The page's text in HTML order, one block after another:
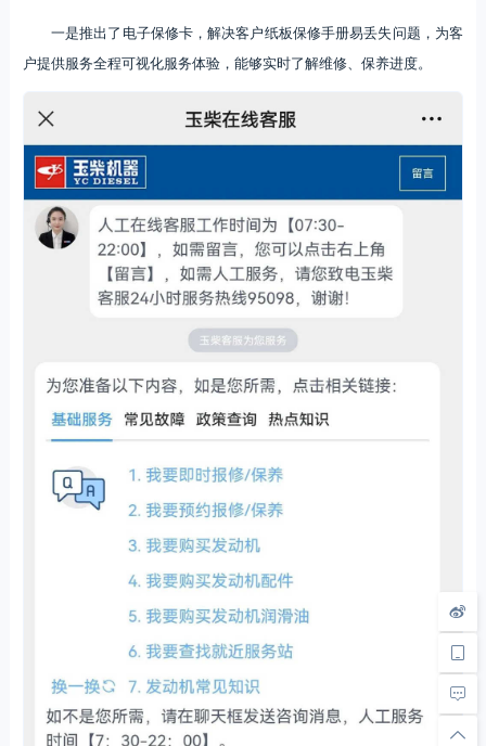
一是推出了电子保修卡，解决客户纸板保修手册易丢失问题，为客
户提供服务全程可视化服务体验，能够实时了解维修、保养进度。